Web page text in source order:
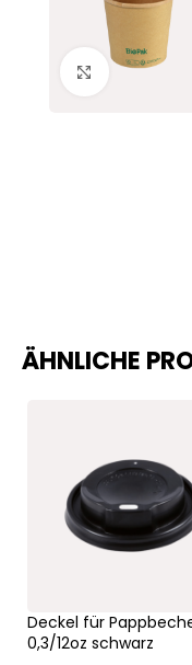
Click to
ÄHNLICHE
Deckel für
0,3/12oz schwarz